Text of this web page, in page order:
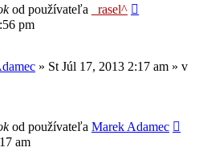
od používateľa
_rasel^
pm
» St Júl 17, 2013 2:17 am » v
od používateľa Marek Adamec
am